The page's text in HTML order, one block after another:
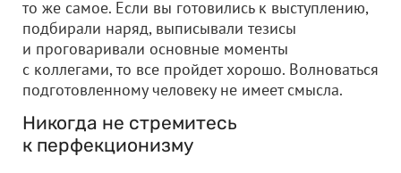
то же самое. Если вы готовились к выступлению,
подбирали наряд, выписывали тезисы
и проговаривали основные моменты
с коллегами, то все пройдет хорошо. Волноваться
подготовленному человеку не имеет смысла.
Никогда не стремитесь
к перфекционизму